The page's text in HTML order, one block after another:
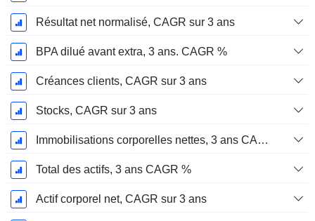
Résultat net normalisé, CAGR sur 3 ans
BPA dilué avant extra, 3 ans. CAGR %
Créances clients, CAGR sur 3 ans
Stocks, CAGR sur 3 ans
Immobilisations corporelles nettes, 3 ans CAGR %
Total des actifs, 3 ans CAGR %
Actif corporel net, CAGR sur 3 ans